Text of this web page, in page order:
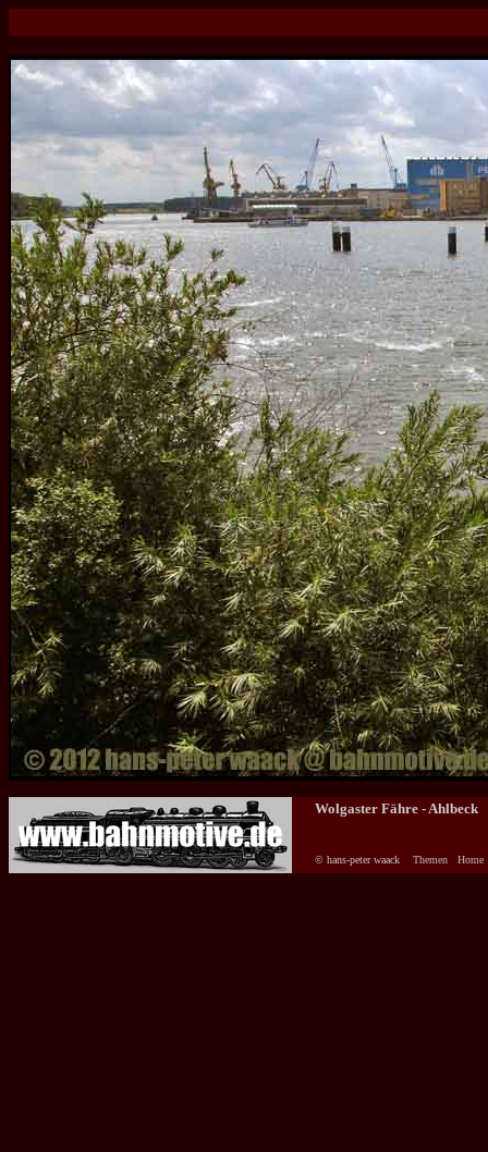
Wolgaster Fähre - Ahlbeck
© hans-peter waack Themen Home